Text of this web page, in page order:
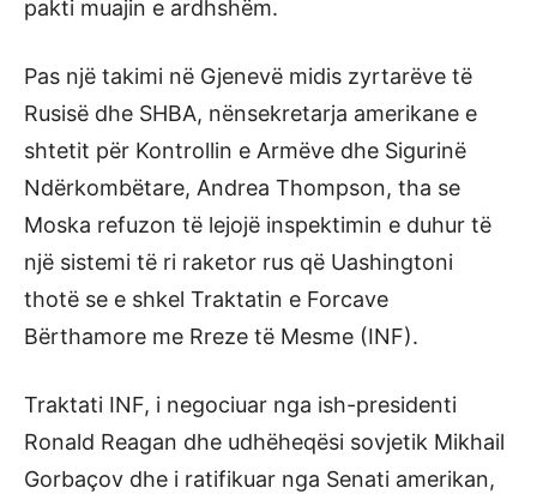
pakti muajin e ardhshëm.
Pas një takimi në Gjenevë midis zyrtarëve të
Rusisë dhe SHBA, nënsekretarja amerikane e
shtetit për Kontrollin e Armëve dhe Sigurinë
Ndërkombëtare, Andrea Thompson, tha se
Moska refuzon të lejojë inspektimin e duhur të
një sistemi të ri raketor rus që Uashingtoni
thotë se e shkel Traktatin e Forcave
Bërthamore me Rreze të Mesme (INF).
Traktati INF, i negociuar nga ish-presidenti
Ronald Reagan dhe udhëheqësi sovjetik Mikhail
Gorbaçov dhe i ratifikuar nga Senati amerikan,